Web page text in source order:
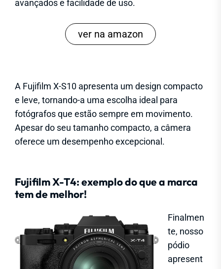
avançados e facilidade de uso.
ver na amazon
A Fujifilm X-S10 apresenta um design compacto
e leve, tornando-a uma escolha ideal para
fotógrafos que estão sempre em movimento.
Apesar do seu tamanho compacto, a câmera
oferece um desempenho excepcional.
Fujifilm X-T4: exemplo do que a marca
tem de melhor!
Finalmen
te, nosso
pódio
apresent